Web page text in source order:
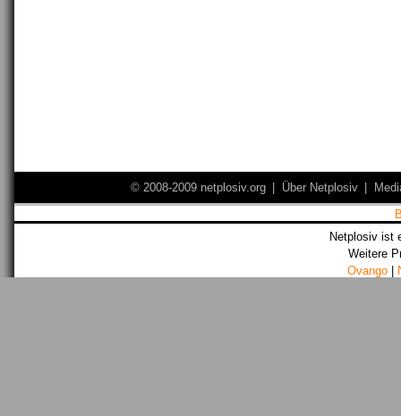
© 2008-2009 netplosiv.org Über Netplosiv
Netplosiv ist
Weitere
Ovango